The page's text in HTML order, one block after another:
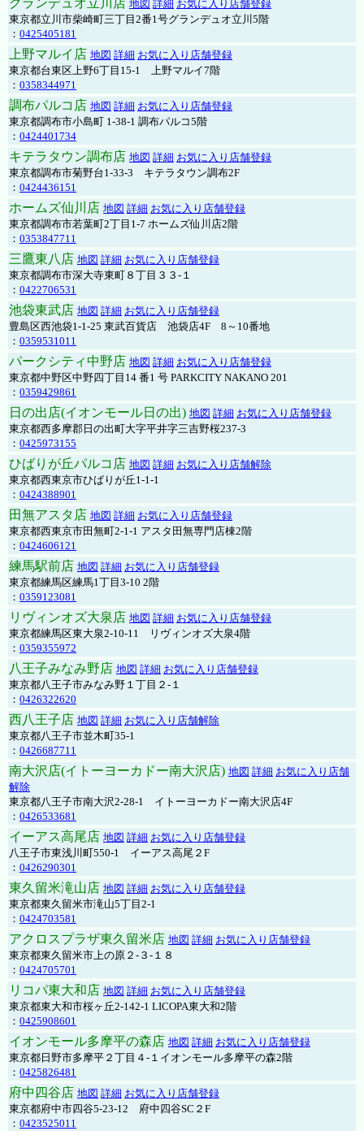
グランデュオ立川店 地図 詳細 お気に入り店舗登録
東京都立川市柴崎町三丁目2番1号グランデュオ立川5階
： 0425405181
上野マルイ店 地図 詳細 お気に入り店舗登録
東京都台東区上野6丁目15-1 上野マルイ7階
： 0358344971
調布パルコ店 地図 詳細 お気に入り店舗登録
東京都調布市小島町 1-38-1 調布パルコ5階
： 0424401734
キテラタウン調布店 地図 詳細 お気に入り店舗登録
東京都調布市菊野台1-33-3 キテラタウン調布2F
： 0424436151
ホームズ仙川店 地図 詳細 お気に入り店舗登録
東京都調布市若葉町2丁目1-7 ホームズ仙川店2階
： 0353847711
三鷹東八店 地図 詳細 お気に入り店舗登録
東京都調布市深大寺東町８丁目３３-１
： 0422706531
池袋東武店 地図 詳細 お気に入り店舗登録
豊島区西池袋1-1-25 東武百貨店 池袋店4F 8～10番地
： 0359531011
パークシティ中野店 地図 詳細 お気に入り店舗登録
東京都中野区中野四丁目14 番1 号 PARKCITY NAKANO 201
： 0359429861
日の出店(イオンモール日の出) 地図 詳細 お気に入り店舗登録
東京都西多摩郡日の出町大字平井字三吉野桜237-3
： 0425973155
ひばりが丘パルコ店 地図 詳細 お気に入り店舗解除
東京都西東京市ひばりが丘1-1-1
： 0424388901
田無アスタ店 地図 詳細 お気に入り店舗登録
東京都西東京市田無町2-1-1 アスタ田無専門店棟2階
： 0424606121
練馬駅前店 地図 詳細 お気に入り店舗登録
東京都練馬区練馬1丁目3-10 2階
： 0359123081
リヴィンオズ大泉店 地図 詳細 お気に入り店舗登録
東京都練馬区東大泉2-10-11 リヴィンオズ大泉4階
： 0359355972
八王子みなみ野店 地図 詳細 お気に入り店舗登録
東京都八王子市みなみ野１丁目２-１
： 0426322620
西八王子店 地図 詳細 お気に入り店舗解除
東京都八王子市並木町35-1
： 0426687711
南大沢店(イトーヨーカドー南大沢店) 地図 詳細 お気に入り店舗
解除
東京都八王子市南大沢2-28-1 イトーヨーカドー南大沢店4F
： 0426533681
イーアス高尾店 地図 詳細 お気に入り店舗登録
八王子市東浅川町550-1 イーアス高尾２F
： 0426290301
東久留米滝山店 地図 詳細 お気に入り店舗登録
東京都東久留米市滝山5丁目2-1
： 0424703581
アクロスプラザ東久留米店 地図 詳細 お気に入り店舗登録
東京都東久留米市上の原２-３-１８
： 0424705701
リコパ東大和店 地図 詳細 お気に入り店舗登録
東京都東大和市桜ヶ丘2-142-1 LICOPA東大和2階
： 0425908601
イオンモール多摩平の森店 地図 詳細 お気に入り店舗登録
東京都日野市多摩平２丁目４-１イオンモール多摩平の森2階
： 0425826481
府中四谷店 地図 詳細 お気に入り店舗登録
東京都府中市四谷5-23-12 府中四谷SC２F
： 0423525011